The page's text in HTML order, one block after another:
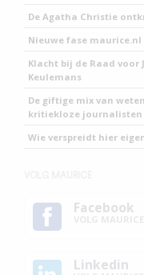
De Agatha Christie
Nieuwe fase maurice.nl
Klacht bij de Raad
Keulemans
De giftige mix van
kritiekloze journalisten
Wie verspreidt hier
Facebook
Linkedin